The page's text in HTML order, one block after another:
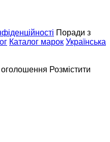
Поради з
Каталог марок Українська
оголошення Розмістити